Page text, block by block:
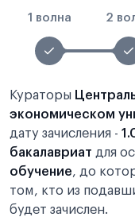
1 волна 2
Кураторы
экономическом
дату зачисления -
бакалавриат для
обучение, до
том, кто из
будет зачислен.